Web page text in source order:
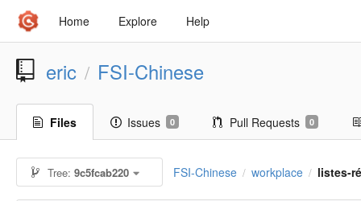
Home Explore Help
eric / FSI-Chinese
Files Issues 0 Pull Requests 0
Tree:9c5fcab220 FSI-Chinese / workplace / listes-